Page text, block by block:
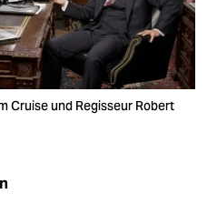
Cruise und Regisseur Robert